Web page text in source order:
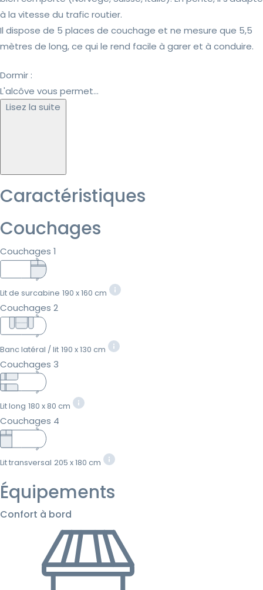
à la vitesse du trafic routier.
Il dispose de 5 places de couchage et ne mesure que 5,5
mètres de long, ce qui le rend facile à garer et à conduire.
Dormir :
L'alcôve vous permet...
Lisez la suite
Caractéristiques
Couchages
Couchages 1
Lit de surcabine 190 x 160 cm
Couchages 2
Banc latéral / lit 190 x 130 cm
Couchages 3
Lit long 180 x 80 cm
Couchages 4
Lit transversal 205 x 180 cm
Équipements
Confort à bord